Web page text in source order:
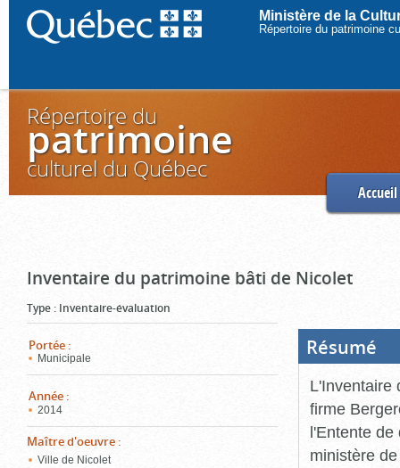
Ministère de la
Répertoire du patrimoine
Répertoire du
patrimoine
culturel du Québec
Accueil
Inventaire du patrimoine bâti de Nicolet
Type : Inventaire-évaluation
Portée :
Municipale
Année :
2014
Maître d'oeuvre :
Ville de Nicolet
Résumé
L'Inventaire
firme
l'Entente de
ministère